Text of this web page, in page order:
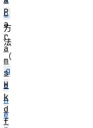
o
方
法
（
g
e
n
e
P
a
r
a
m
s
H
k
d
f